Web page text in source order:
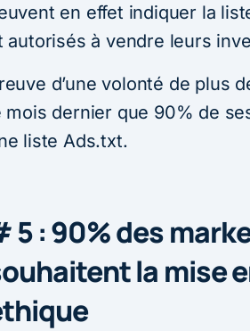
en effet indiquer la
autorisés à vendre leurs
d’une volonté de plus
mois dernier que 90% de
liste Ads.txt.
5 : 90% des
la mise